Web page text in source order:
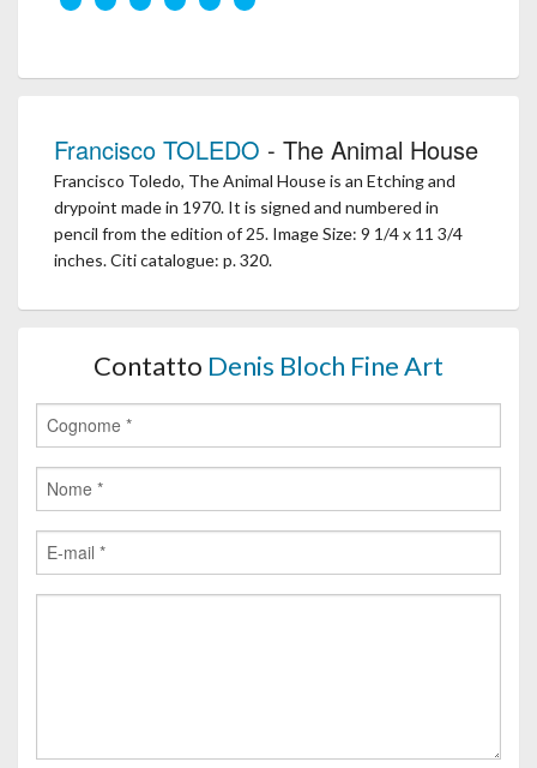
Francisco TOLEDO - The Animal House
Francisco Toledo, The Animal House is an Etching and
drypoint made in 1970. It is signed and numbered in
pencil from the edition of 25. Image Size: 9 1/4 x 11 3/4
inches. Citi catalogue: p. 320.
Contatto Denis Bloch Fine Art